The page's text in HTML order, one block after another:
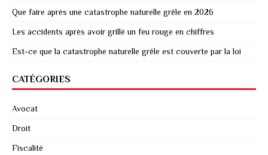
Que faire après une catastrophe naturelle grêle en 2026
Les accidents après avoir grillé un feu rouge en chiffres
Est-ce que la catastrophe naturelle grêle est couverte par la loi
CATÉGORIES
Avocat
Droit
Fiscalité